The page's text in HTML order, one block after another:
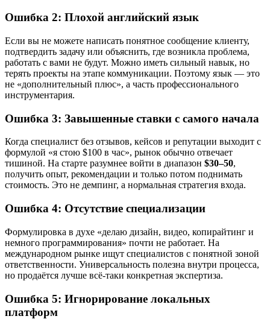
Ошибка 2: Плохой английский язык
Если вы не можете написать понятное сообщение клиенту,
подтвердить задачу или объяснить, где возникла проблема,
работать с вами не будут. Можно иметь сильный навык, но
терять проекты на этапе коммуникации. Поэтому язык — это
не «дополнительный плюс», а часть профессионального
инструментария.
Ошибка 3: Завышенные ставки с самого начала
Когда специалист без отзывов, кейсов и репутации выходит с
формулой «я стою $100 в час», рынок обычно отвечает
тишиной. На старте разумнее войти в диапазон $30–50,
получить опыт, рекомендации и только потом поднимать
стоимость. Это не демпинг, а нормальная стратегия входа.
Ошибка 4: Отсутствие специализации
Формулировка в духе «делаю дизайн, видео, копирайтинг и
немного программирования» почти не работает. На
международном рынке ищут специалистов с понятной зоной
ответственности. Универсальность полезна внутри процесса,
но продаётся лучше всё-таки конкретная экспертиза.
Ошибка 5: Игнорирование локальных
платформ